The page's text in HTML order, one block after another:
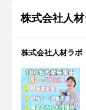
株式会社人
株式会社人材ラボ